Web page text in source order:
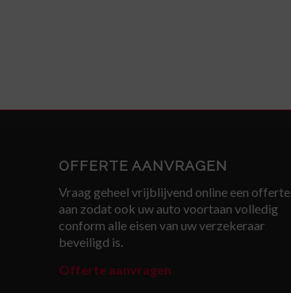
OFFERTE AANVRAGEN
Vraag geheel vrijblijvend online een offerte
aan zodat ook uw auto voortaan volledig
conform alle eisen van uw verzekeraar
beveiligd is.
Offerte aanvragen